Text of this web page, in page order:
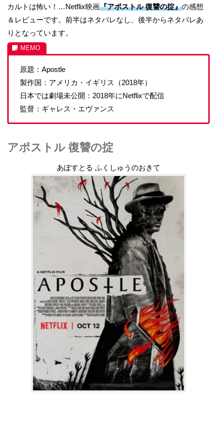
カルトは怖い！…Netflix映画『アポストル 復讐の掟』の感想
＆レビューです。前半はネタバレなし、後半からネタバレあ
りとなっています。
原題：Apostle
製作国：アメリカ・イギリス（2018年）
日本では劇場未公開：2018年にNetflixで配信
監督：ギャレス・エヴァンス
アポストル 復讐の掟
あぽすとる ふくしゅうのおきて